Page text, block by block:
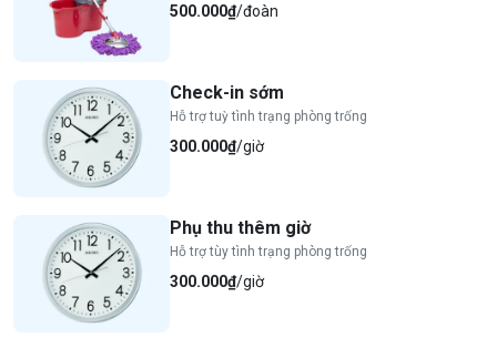
500.000₫/đoàn
Check-in sớm
Hỗ trợ tuỳ tình trạng phòng trống
300.000₫/giờ
Phụ thu thêm giờ
Hỗ trợ tùy tình trạng phòng trống
300.000₫/giờ